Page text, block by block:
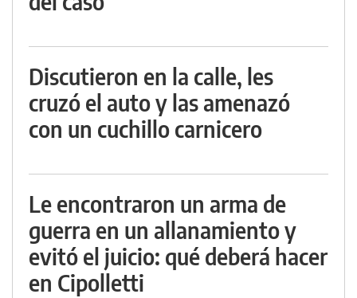
Discutieron en la calle, les
cruzó el auto y las amenazó
con un cuchillo carnicero
Le encontraron un arma de
guerra en un allanamiento y
evitó el juicio: qué deberá hacer
en Cipolletti